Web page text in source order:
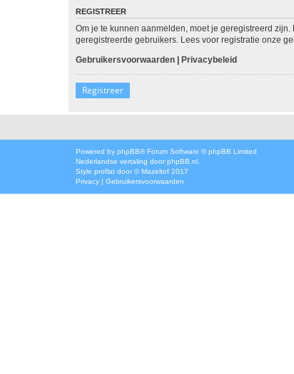
REGISTREER
Om je te kunnen aanmelden, moet je geregistreerd
geregistreerde gebruikers. Lees voor registratie onze
Gebruikersvoorwaarden | Privacybeleid
Registreer
Powered by phpBB® Forum Software © phpBB Limited
Nederlandse vertaling door phpBB.nl
Style proflat door ©Mazeltof 2017
Privacy | Gebruikersvoorwaarden